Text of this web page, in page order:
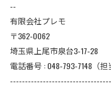
--
有限会社プレモ
〒362-0062
埼玉県上尾市泉台3-17-28
電話番号 : 048-793-7148（担